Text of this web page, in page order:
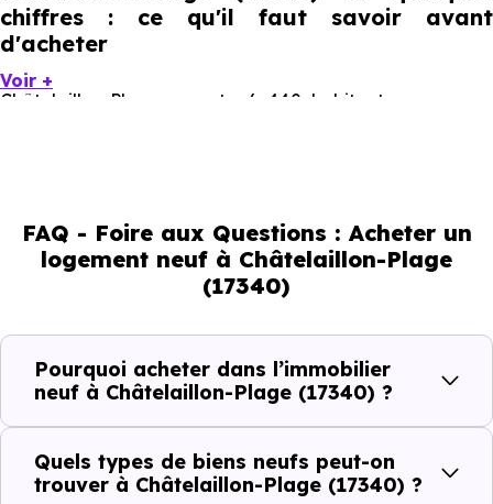
chiffres : ce qu'il faut savoir avant
d'acheter
Châtelaillon-Plage compte 6 440 habitants, avec une
28.73 % d'adultes (dont 67 % d'actifs), 49.13 % de seniors,
11.99 % de jeunes et 10.14 % d'enfants. Un profil
démographique qui renseigne directement sur la
demande locative locale et les typologies de biens les
plus recherchées.
Côté cadre de vie, Châtelaillon-Plage (17340) dispose de
66 commerces, 27 professions médicales et 8
établissements scolaires. Des équipements du quotidien
Voir +
FAQ - Foire aux Questions : Acheter un
logement neuf à Châtelaillon-Plage
(17340)
Pourquoi acheter dans l’immobilier
neuf à Châtelaillon-Plage (17340) ?
Quels types de biens neufs peut-on
trouver à Châtelaillon-Plage (17340) ?